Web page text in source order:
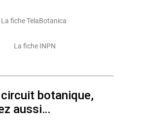
La fiche TelaBotanica
La fiche INPN
botanique,
aussi…